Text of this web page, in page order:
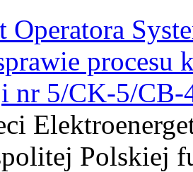
nr 5/CK-5/CB-
Polskiej